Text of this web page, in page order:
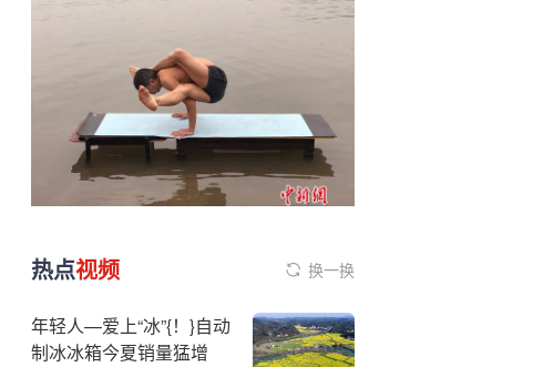
热点视频 换一换
年轻人—爱上“冰”{！}自动
制冰冰箱今夏销量猛增